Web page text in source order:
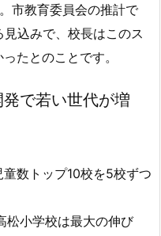
市教育委員会の推計で
込みで、校長はこのス
たとのことです。
発で若い世代が増
数トップ10校を5校ずつ
松小学校は最大の伸び